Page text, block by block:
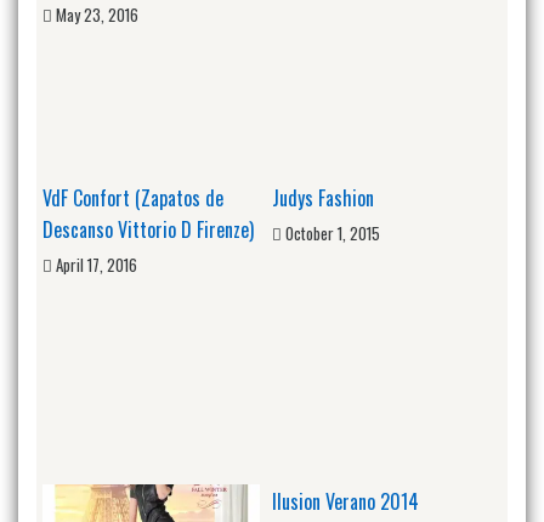
May 23, 2016
VdF Confort (Zapatos de
Descanso Vittorio D Firenze)
April 17, 2016
Judys Fashion
October 1, 2015
Ilusion Verano 2014